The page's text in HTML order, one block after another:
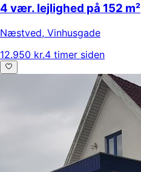
4 vær. lejlighed på 152 m²
Næstved, Vinhusgade
12.950 kr.4 timer siden